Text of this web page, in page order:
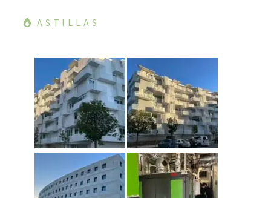
ASTILLAS